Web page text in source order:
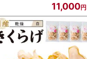
11,000